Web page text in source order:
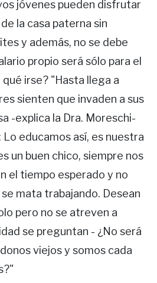
jóvenes pueden disfrutar
la casa paterna sin
y además, no se debe
propio será sólo para el
irse? "Hasta llega a
sienten que invaden a sus
-explica la Dra. Moreschi-
Lo educamos así, es nuestra
un buen chico, siempre nos
el tiempo esperado y no
mata trabajando. Desean
pero no se atreven a
se preguntan - ¿No será
viejos y somos cada